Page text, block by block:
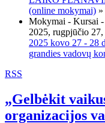
(online mokymai) »
Mokymai - Kursai
2025, rugpjūčio 27,
2025 kovo 27 - 28
grandies vadovų
RSS
„Gelbėkit
organizacijos